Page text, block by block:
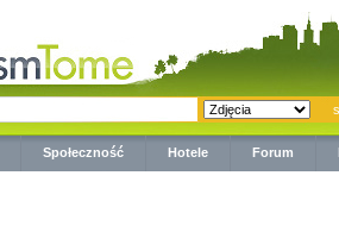
Społeczność Hotele Forum